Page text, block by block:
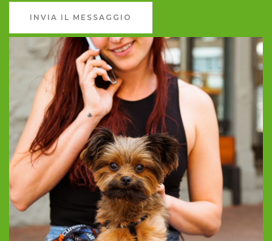
INVIA IL MESSAGGIO